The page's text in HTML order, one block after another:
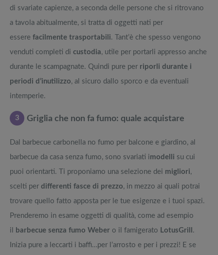
di svariate capienze, a seconda delle persone che si ritrovano
a tavola abitualmente, si tratta di oggetti nati per
essere facilmente trasportabili. Tant’è che spesso vengono
venduti completi di custodia, utile per portarli appresso anche
durante le scampagnate. Quindi pure per riporli durante i
periodi d’inutilizzo, al sicuro dallo sporco e da eventuali
intemperie.
3 Griglia che non fa fumo: quale acquistare
Dal barbecue carbonella no fumo per balcone e giardino, al
barbecue da casa senza fumo, sono svariati imodelli su cui
puoi orientarti. Ti proponiamo una selezione dei migliori,
scelti per differenti fasce di prezzo, in mezzo ai quali potrai
trovare quello fatto apposta per le tue esigenze e i tuoi spazi.
Prenderemo in esame oggetti di qualità, come ad esempio
il
barbecue senza fumo Weber o il famigerato LotusGrill .
Inizia pure a leccarti i baffi…per l’arrosto e per i prezzi! E se